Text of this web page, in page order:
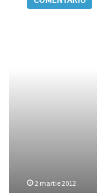
2 martie 2012